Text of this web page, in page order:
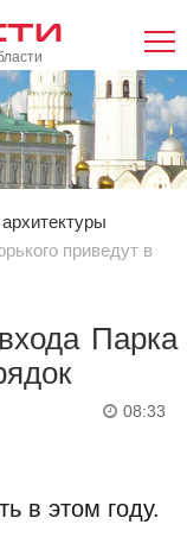
приведут в
Парка
08:33
в этом году.